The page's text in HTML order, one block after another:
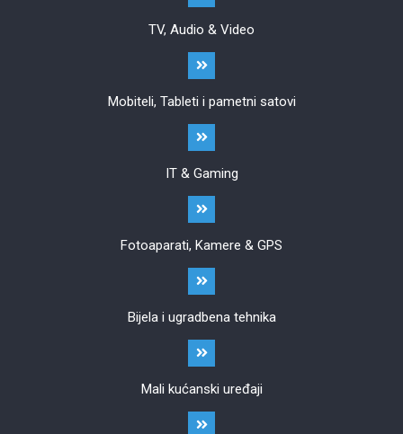
TV, Audio & Video
Mobiteli, Tableti i pametni satovi
IT & Gaming
Fotoaparati, Kamere & GPS
Bijela i ugradbena tehnika
Mali kućanski uređaji